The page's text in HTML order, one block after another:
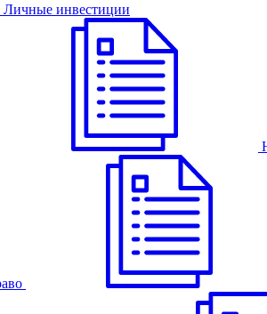
Личные инвестиции